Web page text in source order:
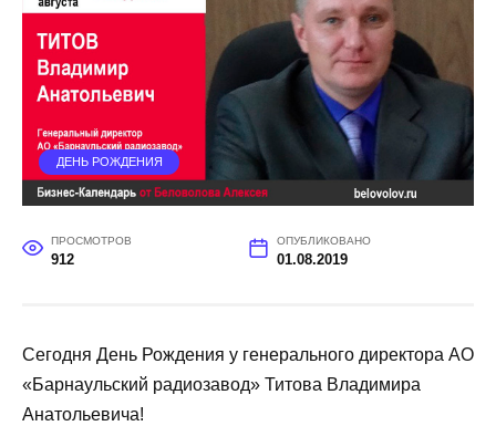
ДЕНЬ РОЖДЕНИЯ
ПРОСМОТРОВ
912
ОПУБЛИКОВАНО
01.08.2019
Сегодня День Рождения у генерального директора АО
«Барнаульский радиозавод» Титова Владимира
Анатольевича!